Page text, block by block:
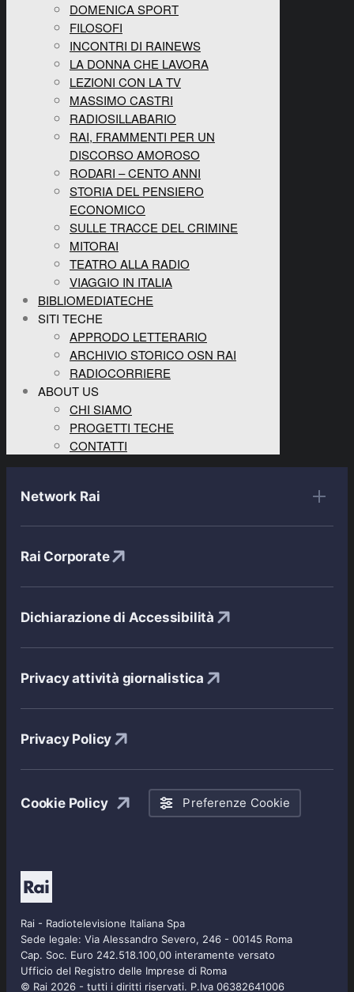
DOMENICA SPORT
FILOSOFI
INCONTRI DI RAINEWS
LA DONNA CHE LAVORA
LEZIONI CON LA TV
MASSIMO CASTRI
RADIOSILLABARIO
RAI, FRAMMENTI PER UN
DISCORSO AMOROSO
RODARI – CENTO ANNI
STORIA DEL PENSIERO
ECONOMICO
SULLE TRACCE DEL CRIMINE
MITORAI
TEATRO ALLA RADIO
VIAGGIO IN ITALIA
BIBLIOMEDIATECHE
SITI TECHE
APPRODO LETTERARIO
ARCHIVIO STORICO OSN RAI
RADIOCORRIERE
ABOUT US
CHI SIAMO
PROGETTI TECHE
CONTATTI